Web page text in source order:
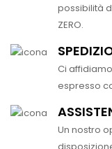
possibilità
ZERO.
Ci
espresso
Un nostro